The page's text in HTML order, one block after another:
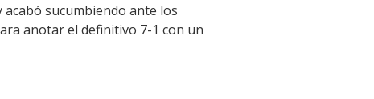
sucumbiendo ante los
anotar el definitivo 7-1 con un